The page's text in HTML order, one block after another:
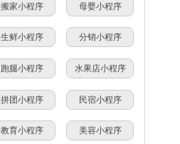
搬家小程序
生鲜小程序
跑腿小程序
拼团小程序
教育小程序
母婴小程序
分销小程序
水果店小程序
民宿小程序
美容小程序